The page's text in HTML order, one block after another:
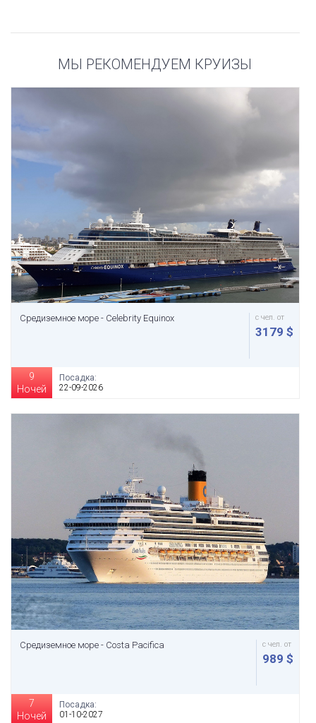
МЫ РЕКОМЕНДУЕМ КРУИЗЫ
Средиземное море - Celebrity Equinox с чел. от
3179 $
9
Ночей
Посадка:
22-09-2026
Средиземное море - Costa Pacifica с чел. от
989 $
7
Ночей
Посадка:
01-10-2027